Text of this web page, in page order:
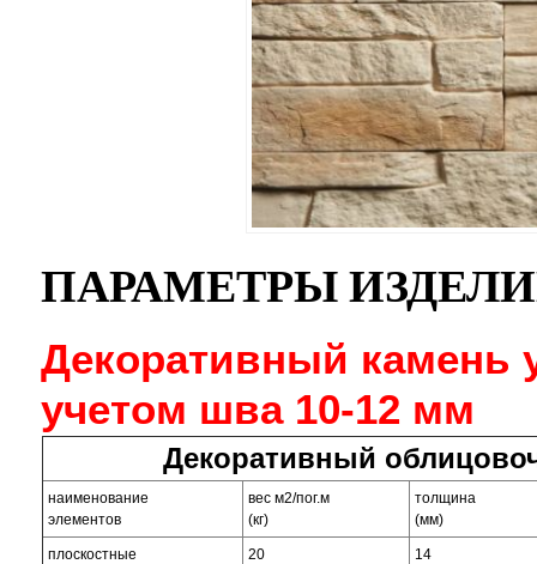
ПАРАМЕТРЫ
Декоративный камень
учетом шва 10-12 мм
Декоративный
наименование
элементов
вес м2/пог.м
(кг)
толщина
(мм)
плоскостные 20 14